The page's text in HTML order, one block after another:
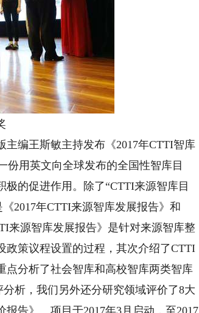
编王斯敏主持发布《2017年CTTI智库
份用英文向全球发布的全国性智库目
的促进作用。除了“CTTI来源智库目
2017年CTTI来源智库发展报告》和
来源智库发展报告》是针对来源智库整
政策议程设置的过程，其次介绍了CTTI
点分析了社会智库和高校智库两类智库
析，我们另外还分研究领域评价了8大
告》。项目于2017年3月启动，至2017